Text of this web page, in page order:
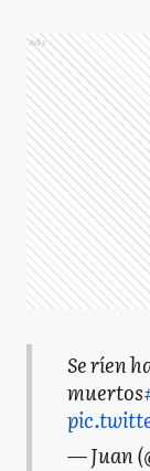
Ads
Se ríen
muertos
— Juan